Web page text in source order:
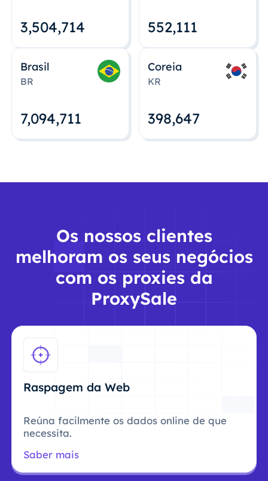
3,504,715 552,112
Brasil
BR
7,094,712
Coreia
KR
398,648
Os nossos clientes
melhoram os seus negócios
com os proxies da
ProxySale
Raspagem da Web
Reúna facilmente os dados online de que
necessita.
Saber mais